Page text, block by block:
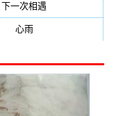
下一次相遇
心雨(232)